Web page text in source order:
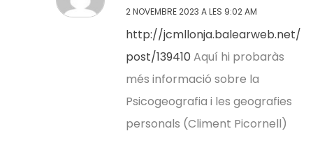
2 NOVEMBRE 2023 A LES 9:02 AM
http://jcmllonja.balearweb.net/
post/139410 Aquí hi probaràs
més informació sobre la
Psicogeografia i les geografies
personals (Climent Picornell)